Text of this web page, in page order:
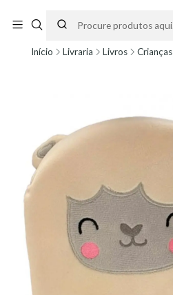
partir do dia 11 de Agosto, às 10H.
Início Livraria Livros Crianças